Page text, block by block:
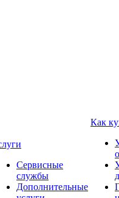
Сервисные
службы
Дополнительные
Как